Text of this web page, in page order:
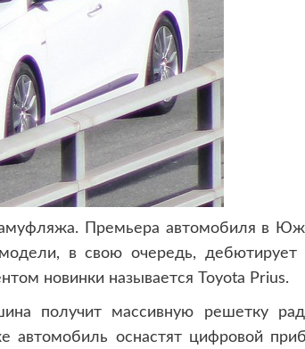
Премьера автомобиля в
в свою очередь,
новинки называется Toyota Prius.
получит массивную решетку
автомобиль оснастят цифровой